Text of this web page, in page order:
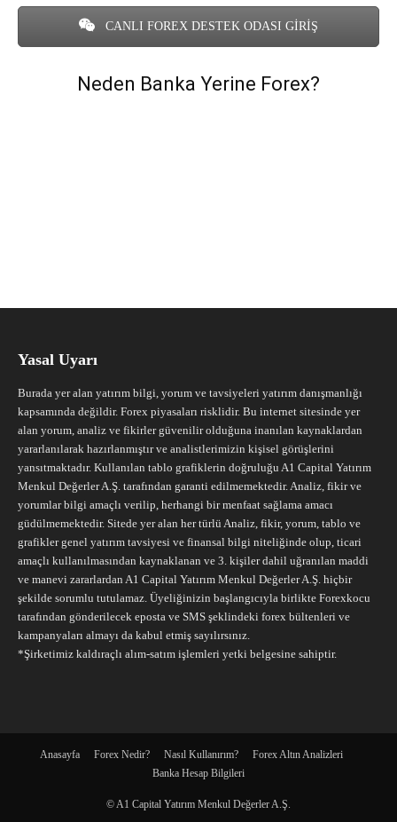
CANLI FOREX DESTEK ODASI GİRİŞ
Neden Banka Yerine Forex?
Yasal Uyarı
Burada yer alan yatırım bilgi, yorum ve tavsiyeleri yatırım danışmanlığı
kapsamında değildir. Forex piyasaları risklidir. Bu internet sitesinde yer
alan yorum, analiz ve fikirler güvenilir olduğuna inanılan kaynaklardan
yararlanılarak hazırlanmıştır ve analistlerimizin kişisel görüşlerini
yansıtmaktadır. Kullanılan tablo grafiklerin doğruluğu A1 Capital Yatırım
Menkul Değerler A.Ş. tarafından garanti edilmemektedir. Analiz, fikir ve
yorumlar bilgi amaçlı verilip, herhangi bir menfaat sağlama amacı
güdülmemektedir. Sitede yer alan her türlü Analiz, fikir, yorum, tablo ve
grafikler genel yatırım tavsiyesi ve finansal bilgi niteliğinde olup, ticari
amaçlı kullanılmasından kaynaklanan ve 3. kişiler dahil uğranılan maddi
ve manevi zararlardan A1 Capital Yatırım Menkul Değerler A.Ş. hiçbir
şekilde sorumlu tutulamaz. Üyeliğinizin başlangıcıyla birlikte Forexkocu
tarafından gönderilecek eposta ve SMS şeklindeki forex bültenleri ve
kampanyaları almayı da kabul etmiş sayılırsınız.
*Şirketimiz kaldıraçlı alım-satım işlemleri yetki belgesine sahiptir.
Anasayfa Forex Nedir? Nasıl Kullanırım?
Forex Altın Analizleri
Banka Hesap Bilgileri
© A1 Capital Yatırım Menkul Değerler A.Ş.